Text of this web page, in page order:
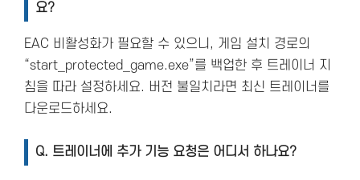
요?
EAC 비활성화가 필요할 수 있으니, 게임 설치 경로의
“start_protected_game.exe”를 백업한 후 트레이너 지
침을 따라 설정하세요. 버전 불일치라면 최신 트레이너를
다운로드하세요.
Q. 트레이너에 추가 기능 요청은 어디서 하나요?